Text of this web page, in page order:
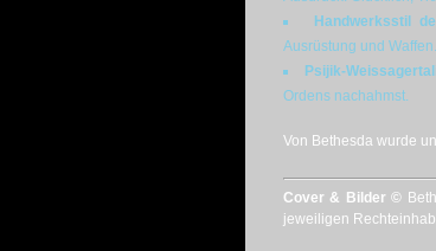
Handwerksstil
Ausrüstung und Waffen.
Psijik-
Ordens nachahmst.
Von Bethesda wurde
Cover & Bilder ©
jeweiligen